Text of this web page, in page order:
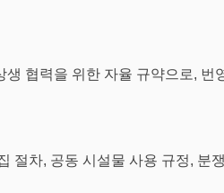
원시 대의원 1인을 추가 선출한다)
으로 한다. 단 찬반 동수일 때는 의
)
협력을 위한 자율 규약으로, 번
절차, 공동 시설물 사용 규정, 분